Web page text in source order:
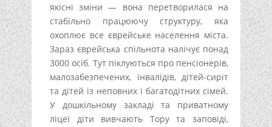
якісні зміни — вона перетворилася на
стабільно працюючу структуру, яка
охоплює все єврейське населення міста.
Зараз єврейська спільнота налічує понад
3000 осіб. Тут піклуються про пенсіонерів,
малозабезпечених, інвалідів, дітей-сиріт
та дітей із неповних і багатодітних сімей.
У дошкільному закладі та приватному
ліцеї діти вивчають Тору та заповіді,